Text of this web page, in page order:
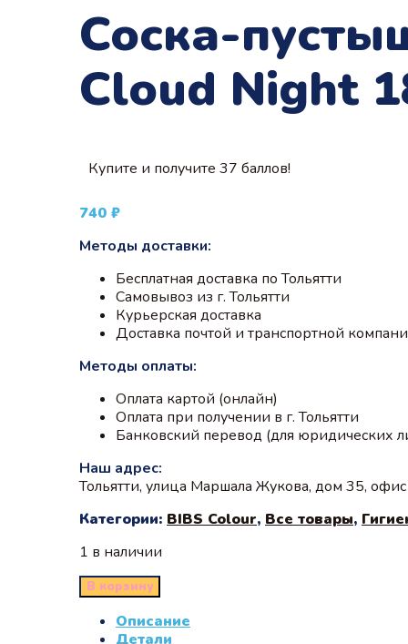
Соска-
Cloud Night
Купите и получите 37 баллов!
740 ₽
Методы доставки:
Бесплатная доставка по Тольятти
Самовывоз из г. Тольятти
Курьерская доставка
Доставка почтой и транспортной
Методы оплаты:
Оплата картой (онлайн)
Оплата при получении в г. Тольятти
Банковский перевод (для юридических
Наш адрес:
Тольятти, улица Маршала Жукова, дом 35,
Категории: BIBS Colour, Все товары,
1 в наличии
В корзину
Описание
Детали